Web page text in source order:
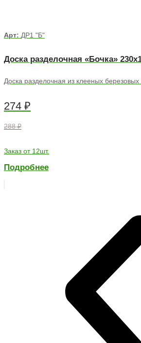
Арт: ДР1 "Б"
Доска разделочная «Бочка»
Доска разделочная из клееных березовых
274 ₽
288 ₽
Заказ от 12шт.
Подробнее